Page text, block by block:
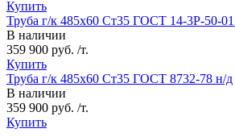
Купить
Труба г/к 485х60 Ст35 ГОСТ 14-3Р-50-
В наличии
359 900 руб. /т.
Купить
Труба г/к 485х60 Ст35 ГОСТ 8732-78 н/д
В наличии
359 900 руб. /т.
Купить